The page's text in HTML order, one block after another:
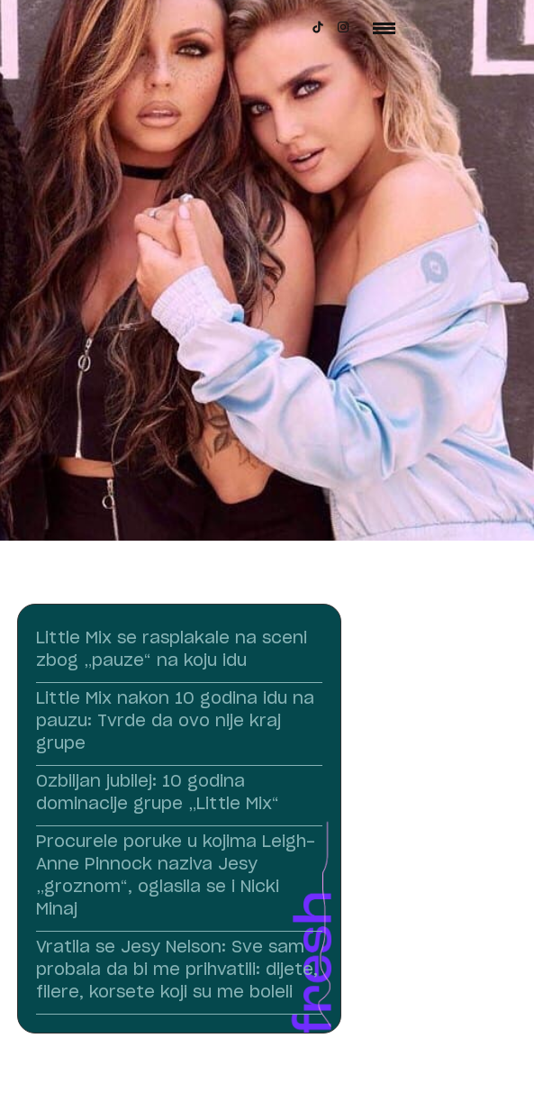
Little Mix se rasplakale na sceni
zbog „pauze“ na koju idu
Little Mix nakon 10 godina idu na
pauzu: Tvrde da ovo nije kraj
grupe
Ozbiljan jubilej: 10 godina
dominacije grupe „Little Mix“
Procurele poruke u kojima Leigh-
Anne Pinnock naziva Jesy
„groznom“, oglasila se i Nicki
Minaj
Vratila se Jesy Nelson: Sve sam
probala da bi me prihvatili: dijete,
filere, korsete koji su me boleli